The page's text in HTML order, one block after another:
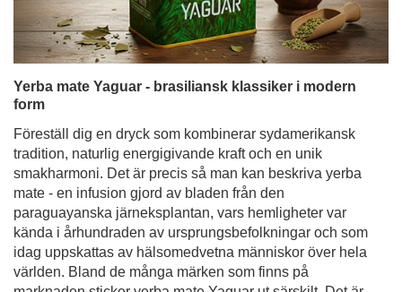
Yerba mate Yaguar - brasiliansk klassiker i modern
form
Föreställ dig en dryck som kombinerar sydamerikansk
tradition, naturlig energigivande kraft och en unik
smakharmoni. Det är precis så man kan beskriva yerba
mate - en infusion gjord av bladen från den
paraguayanska järneksplantan, vars hemligheter var
kända i århundraden av ursprungsbefolkningar och som
idag uppskattas av hälsomedvetna människor över hela
världen. Bland de många märken som finns på